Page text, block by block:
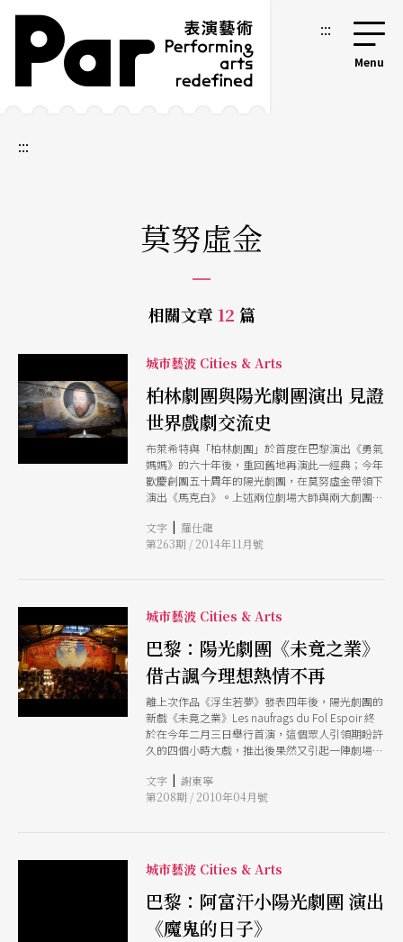
跳到主要內容區塊
網站導覽 :::
:::
莫努虛金
相關文章 12 篇
城市藝波 Cities & Arts
柏林劇團與陽光劇團演出 見證
世界戲劇交流史
布萊希特與「柏林劇團」於首度在巴黎演出《勇氣
媽媽》的六十年後，重回舊地再演此一經典；今年
歡慶創團五十周年的陽光劇團，在莫努虛金帶領下
演出《馬克白》。上述兩位劇場大師與兩大劇團在
過頭去影響東方戲劇的變革。這個秋季的巴黎劇
場，見證了世界戲劇文化之間的對話歷程。
文字 | 羅仕龍
第263期 / 2014年11月號
城市藝波 Cities & Arts
巴黎：陽光劇團《未竟之業》
借古諷今理想熱情不再
離上次作品《浮生若夢》發表四年後，陽光劇團的
新戲《未竟之業》Les naufrags du Fol Espoir 終
於在今年二月三日舉行首演，這個眾人引領期盼許
久的四個小時大戲，推出後果然又引起一陣劇場旋
潮、推薦不斷，看來大師莫努虛金的作品，已經不
單只是場戲劇演出，簡直是拋出一個可以引起眾人
文字 | 謝東寧
第208期 / 2010年04月號
城市藝波 Cities & Arts
巴黎：阿富汗小陽光劇團 演出
《魔鬼的日子》